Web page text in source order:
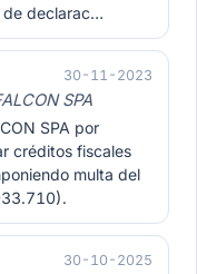
de declarac…
30-11-2023
SPA
SPA por
créditos fiscales
multa del
30-10-2025